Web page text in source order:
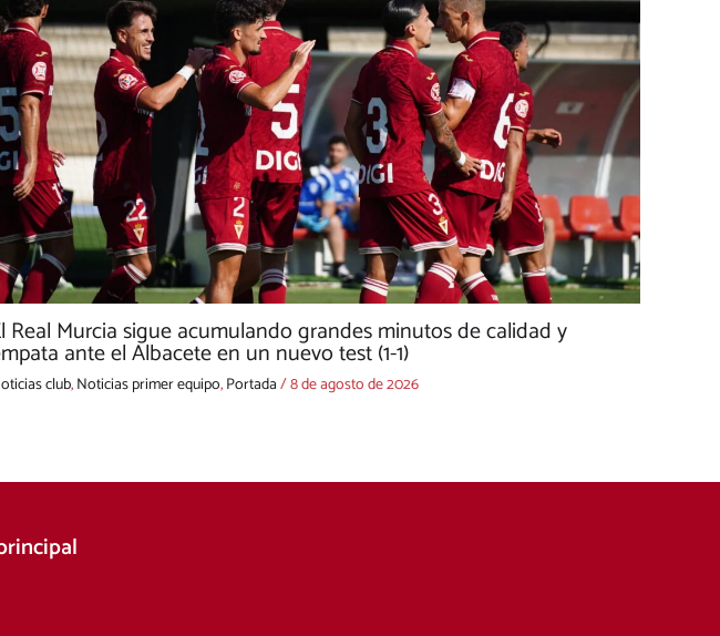
Real Murcia sigue acumulando grandes minutos de calidad y
ante el Albacete en un nuevo test (1-1)
club,Noticias primer equipo,Portada/8 de agosto de 2026